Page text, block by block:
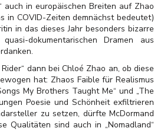
auch in europäischen Breiten auf Zhao
in COVID-Zeiten demnächst bedeutet)
in das dieses Jahr besonders bizarre
dokumentarischen Dramen aus
dann bei Chloé Zhao an, ob diese
hat: Zhaos Faible für Realismus
My Brothers Taught Me“ und „The
Poesie und Schönheit exfiltrieren
zu setzen, dürfte McDormand
Qualitäten sind auch in „Nomadland“